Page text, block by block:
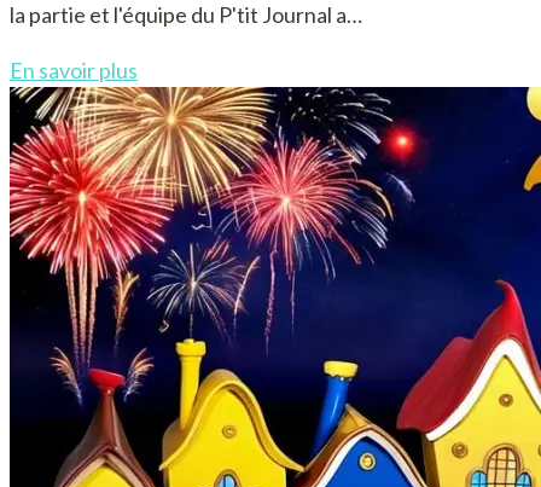
la partie et l'équipe du P'tit Journal a…
En savoir plus